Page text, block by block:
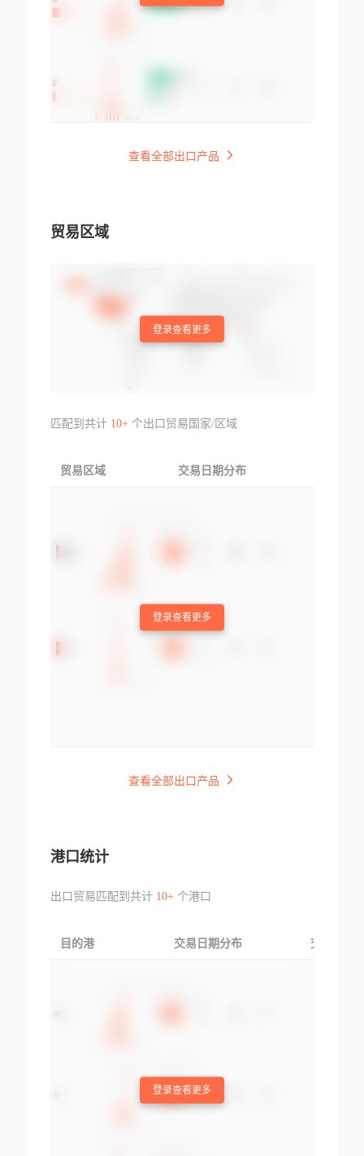
查看全部出口产品
贸易区域
登录查看更多
匹配到共计 10+个出口贸易国家/区域
贸易区域 交易日期分布
登录查看更多
查看全部出口产品
港口统计
出口贸易匹配到共计 10+个港口
目的港 交易日期分布 交易产品
登录查看更多